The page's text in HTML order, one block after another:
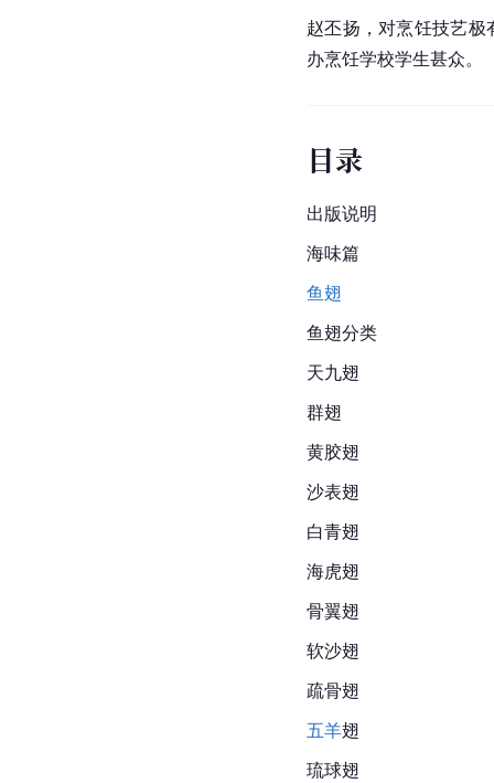
赵丕扬，对烹饪技艺
办烹饪学校学生甚众。
目录
出版说明
海味篇
鱼翅
鱼翅分类
天九翅
群翅
黄胶翅
沙表翅
白青翅
海虎翅
骨翼翅
软沙翅
疏骨翅
五羊翅
琉球翅